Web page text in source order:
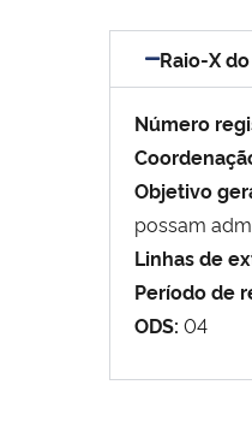
Raio-X
Número
Objetivo
possam
Linhas de
Período de
ODS: 04